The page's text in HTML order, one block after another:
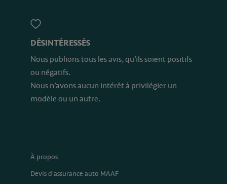
DÉSINTÉRESSÉS
Nous publions tous les avis, qu’ils soient positifs
ou négatifs.
Nous n’avons aucun intérêt à privilégier un
modèle ou un autre.
À propos
Devis d'assurance auto MAAF